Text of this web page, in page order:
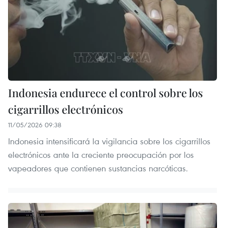
Indonesia endurece el control sobre los
cigarrillos electrónicos
11/05/2026 09:38
Indonesia intensificará la vigilancia sobre los cigarrillos
electrónicos ante la creciente preocupación por los
vapeadores que contienen sustancias narcóticas.